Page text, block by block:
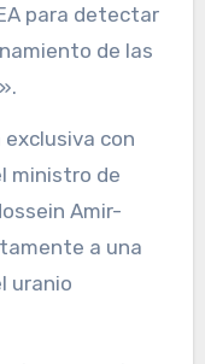
para detectar
de las
con
ministro de
Amir-
a una
uranio